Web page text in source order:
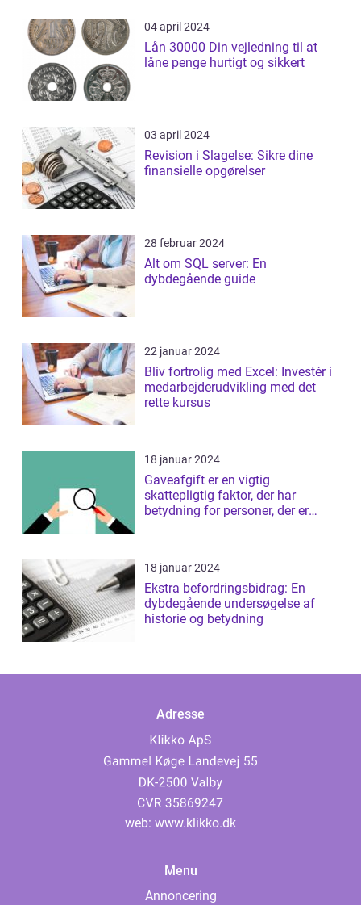
04 april 2024
Lån 30000 Din vejledning til at
låne penge hurtigt og sikkert
03 april 2024
Revision i Slagelse: Sikre dine
finansielle opgørelser
28 februar 2024
Alt om SQL server: En
dybdegående guide
22 januar 2024
Bliv fortrolig med Excel: Investér i
medarbejderudvikling med det
rette kursus
18 januar 2024
Gaveafgift er en vigtig
skattepligtig faktor, der har
betydning for personer, der er
18 januar 2024
Ekstra befordringsbidrag: En
dybdegående undersøgelse af
historie og betydning
Adresse
web: www.klikko.dk
Menu
Annoncering